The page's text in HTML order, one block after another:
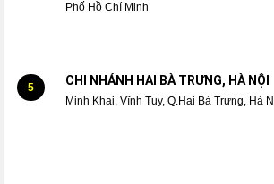
Phố Hồ Chí Minh
5 CHI NHÁNH HAI BÀ TRƯNG, HÀ NỘI
Minh Khai, Vĩnh Tuy, Q.Hai Bà Trưng, Hà